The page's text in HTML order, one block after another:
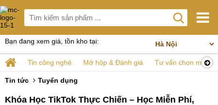
Bạn đang xem giá, tồn kho tại:
Tin công nghệ Mở hộp & Đánh giá Tư vấn chọn mua
Tin tức Tuyển dụng
Khóa Học TikTok Thực Chiến – Học Miễn Phí,